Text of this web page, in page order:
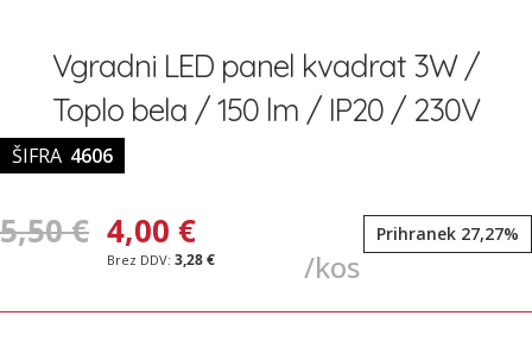
začetek
galerije
Vgradni LED panel kvadrat 3W /
Toplo bela / 150 lm / IP20 / 230V
ŠIFRA 4606
5,50 € 4,00 €
3,28 €
Prihranek 27,27%
/kos